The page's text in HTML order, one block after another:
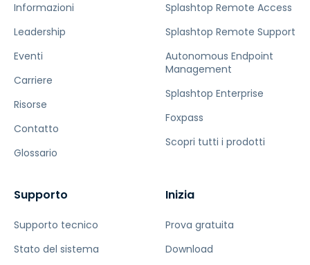
Informazioni
Leadership
Eventi
Carriere
Risorse
Contatto
Glossario
Splashtop Remote Access
Splashtop Remote Support
Autonomous Endpoint
Management
Splashtop Enterprise
Foxpass
Scopri tutti i prodotti
Supporto
Supporto tecnico
Stato del sistema
Inizia
Prova gratuita
Download